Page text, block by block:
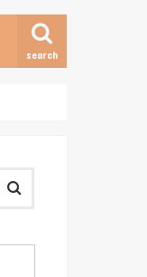
search